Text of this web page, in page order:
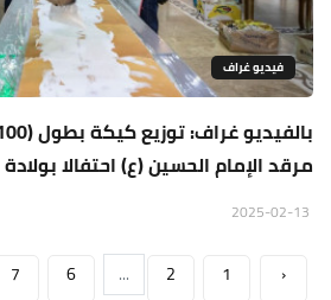
فيديو غراف
مرقد الإمام الحسين (ع) احتفالا
‹
1
2
...
6
7